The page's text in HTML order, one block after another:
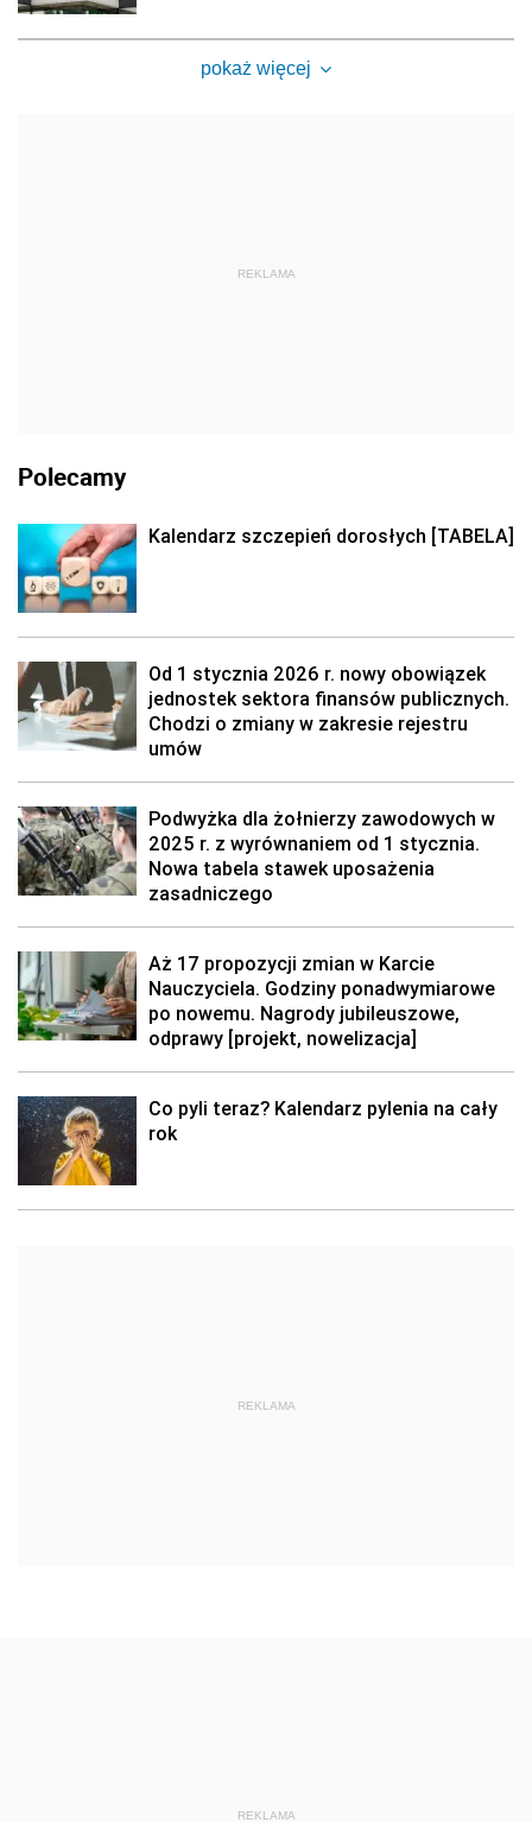
pokaż więcej
REKLAMA
Polecamy
Kalendarz szczepień dorosłych [TABELA]
Od 1 stycznia 2026 r. nowy obowiązek
jednostek sektora finansów publicznych.
Chodzi o zmiany w zakresie rejestru
umów
Podwyżka dla żołnierzy zawodowych w
2025 r. z wyrównaniem od 1 stycznia.
Nowa tabela stawek uposażenia
zasadniczego
Aż 17 propozycji zmian w Karcie
Nauczyciela. Godziny ponadwymiarowe
po nowemu. Nagrody jubileuszowe,
odprawy [projekt, nowelizacja]
Co pyli teraz? Kalendarz pylenia na cały
rok
REKLAMA
REKLAMA